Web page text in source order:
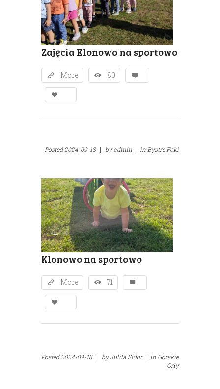
Zajęcia Klonowo na sportowo
More 80
Posted2024-09-18 | byadmin | in Bystre Foki
Klonowo na sportowo
More 71
Posted2024-09-18 | byJulita Sidor | in Górskie
Orły